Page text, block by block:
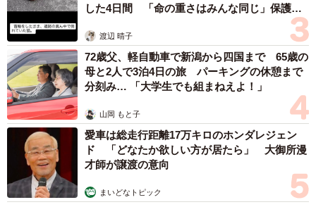
した4日間 「命の重さはみんな同じ」保護団
渡辺 晴子
72歳父、軽自動車で新潟から四国まで 65歳の
母と2人で3泊4日の旅 パーキングの休憩まで
分刻み… 「大学生でも組まねえよ！」
山岡 もと子
愛車は総走行距離17万キロのホンダレジェン
ド 「どなたか欲しい方が居たら」 大御所漫
才師が譲渡の意向
まいどなトピック